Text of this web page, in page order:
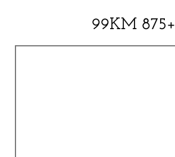
99KM 875+